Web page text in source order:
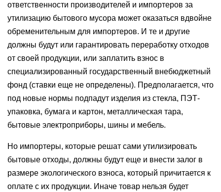
ответственности производителей и импортеров за
утилизацию бытового мусора может оказаться вдвойне
обременительным для импортеров. И те и другие
должны будут или гарантировать переработку отходов
от своей продукции, или заплатить взнос в
специализированный государственный внебюджетный
фонд (ставки еще не определены). Предполагается, что
под новые нормы подпадут изделия из стекла, ПЭТ-
упаковка, бумага и картон, металлическая тара,
бытовые электроприборы, шины и мебель.
Но импортеры, которые решат сами утилизировать
бытовые отходы, должны будут еще и внести залог в
размере экологического взноса, который причитается к
оплате с их продукции. Иначе товар нельзя будет